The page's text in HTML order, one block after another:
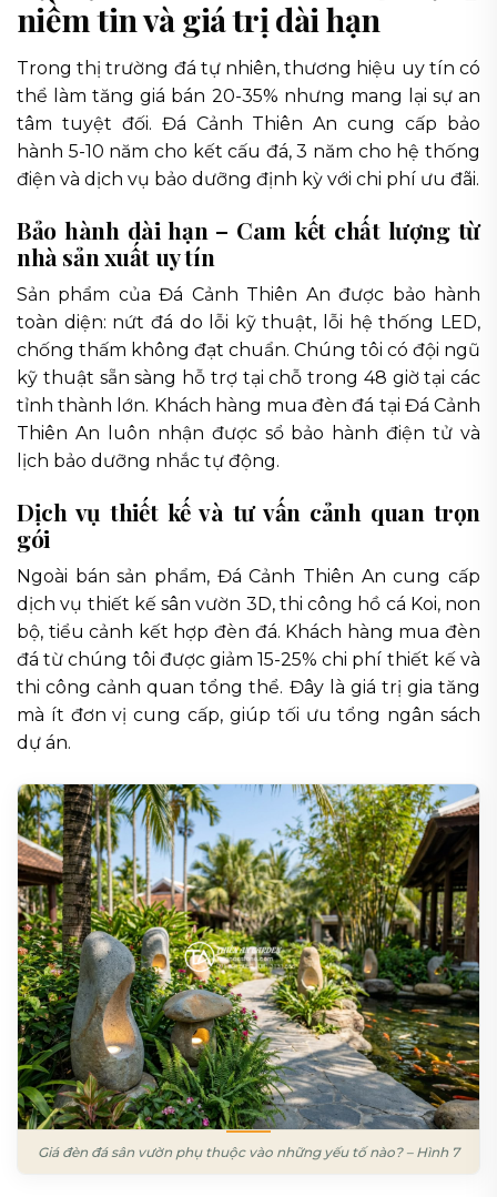
niềm tin và giá trị dài hạn
Trong thị trường đá tự nhiên, thương hiệu uy tín có
thể làm tăng giá bán 20-35% nhưng mang lại sự an
tâm tuyệt đối. Đá Cảnh Thiên An cung cấp bảo
hành 5-10 năm cho kết cấu đá, 3 năm cho hệ thống
điện và dịch vụ bảo dưỡng định kỳ với chi phí ưu đãi.
Bảo hành dài hạn – Cam kết chất lượng từ
nhà sản xuất uy tín
Sản phẩm của Đá Cảnh Thiên An được bảo hành
toàn diện: nứt đá do lỗi kỹ thuật, lỗi hệ thống LED,
chống thấm không đạt chuẩn. Chúng tôi có đội ngũ
kỹ thuật sẵn sàng hỗ trợ tại chỗ trong 48 giờ tại các
tỉnh thành lớn. Khách hàng mua đèn đá tại Đá Cảnh
Thiên An luôn nhận được sổ bảo hành điện tử và
lịch bảo dưỡng nhắc tự động.
Dịch vụ thiết kế và tư vấn cảnh quan trọn
gói
Ngoài bán sản phẩm, Đá Cảnh Thiên An cung cấp
dịch vụ thiết kế sân vườn 3D, thi công hồ cá Koi, non
bộ, tiểu cảnh kết hợp đèn đá. Khách hàng mua đèn
đá từ chúng tôi được giảm 15-25% chi phí thiết kế và
thi công cảnh quan tổng thể. Đây là giá trị gia tăng
mà ít đơn vị cung cấp, giúp tối ưu tổng ngân sách
dự án.
Giá đèn đá sân vườn phụ thuộc vào những yếu tố nào? – Hình 7